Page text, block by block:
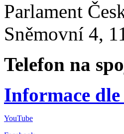
Parlament
Sněmovní 4,
Telefon na
Informace dle
YouTube